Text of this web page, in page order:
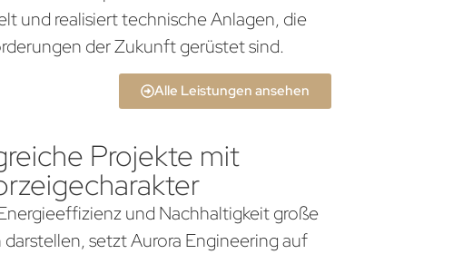
und realisiert technische Anlagen, die
der Zukunft gerüstet sind.
Alle Leistungen ansehen
Projekte mit
und Nachhaltigkeit große
setzt Aurora Engineering auf